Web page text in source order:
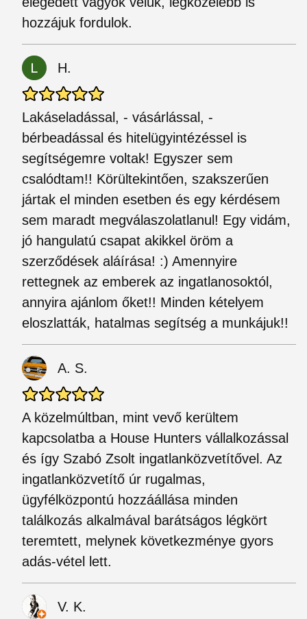
hozzájuk fordulok.
H.
Lakáseladással, - vásárlással, -
bérbeadással és hitelügyintézéssel is
segítségemre voltak! Egyszer sem
csalódtam!! Körültekintően, szakszerűen
jártak el minden esetben és egy kérdésem
sem maradt megválaszolatlanul! Egy vidám,
jó hangulatú csapat akikkel öröm a
szerződések aláírása! :) Amennyire
rettegnek az emberek az ingatlanosoktól,
annyira ajánlom őket!! Minden kételyem
eloszlatták, hatalmas segítség a munkájuk!!
A. S.
A közelmúltban, mint vevő kerültem
kapcsolatba a House Hunters vállalkozással
és így Szabó Zsolt ingatlanközvetítővel. Az
ingatlanközvetítő úr rugalmas,
ügyfélközpontú hozzáállása minden
találkozás alkalmával barátságos légkört
teremtett, melynek következménye gyors
adás-vétel lett.
V. K.